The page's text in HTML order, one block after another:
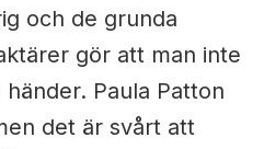
och de grunda
gör att man inte
Paula Patton
det är svårt att